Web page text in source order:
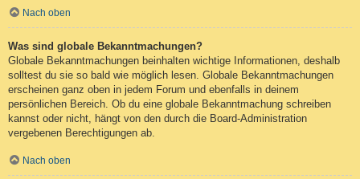
Nach oben
Was sind globale Bekanntmachungen?
Globale Bekanntmachungen beinhalten wichtige Informationen, deshalb
solltest du sie so bald wie möglich lesen. Globale Bekanntmachungen
erscheinen ganz oben in jedem Forum und ebenfalls in deinem
persönlichen Bereich. Ob du eine globale Bekanntmachung schreiben
kannst oder nicht, hängt von den durch die Board-Administration
vergebenen Berechtigungen ab.
Nach oben